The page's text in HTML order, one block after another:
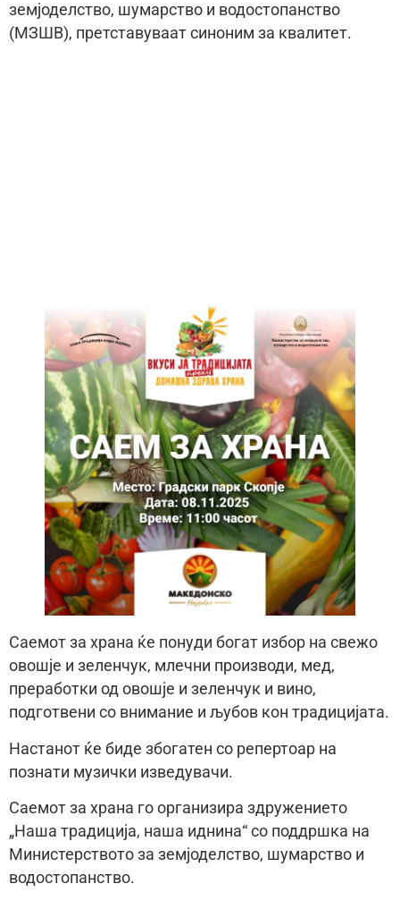
земјоделство, шумарство и водостопанство
(МЗШВ), претставуваат синоним за квалитет.
Саемот за храна ќе понуди богат избор на свежо
овошје и зеленчук, млечни производи, мед,
преработки од овошје и зеленчук и вино,
подготвени со внимание и љубов кон традицијата.
Настанот ќе биде збогатен со репертоар на
познати музички изведувачи.
Саемот за храна го организира здружението
„Наша традиција, наша иднина“ со поддршка на
Министерството за земјоделство, шумарство и
водостопанство.